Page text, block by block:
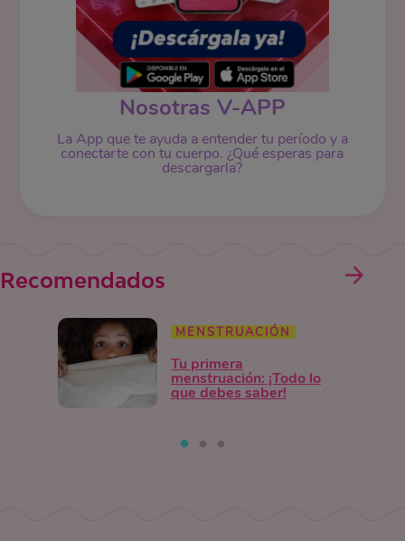
Nosotras V-APP
La App que te ayuda a entender tu período y a
conectarte con tu cuerpo. ¿Qué esperas para
descargarla?
Recomendados
MENSTRUACIÓN
Tu primera
menstruación: ¡Todo lo
que debes saber!